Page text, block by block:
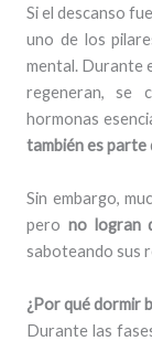
Si el descanso
uno de los
mental. Durante
regeneran, se
hormonas
también es
Sin embargo,
pero no logran
saboteando sus
¿Por qué dormir
Durante las